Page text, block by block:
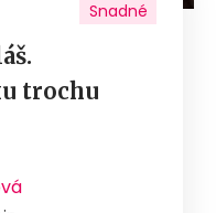
Snadné
trochu